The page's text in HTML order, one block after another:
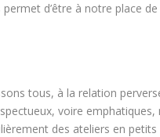
d’être à notre place
tous, à la relation
voire emphatiques,
des ateliers en